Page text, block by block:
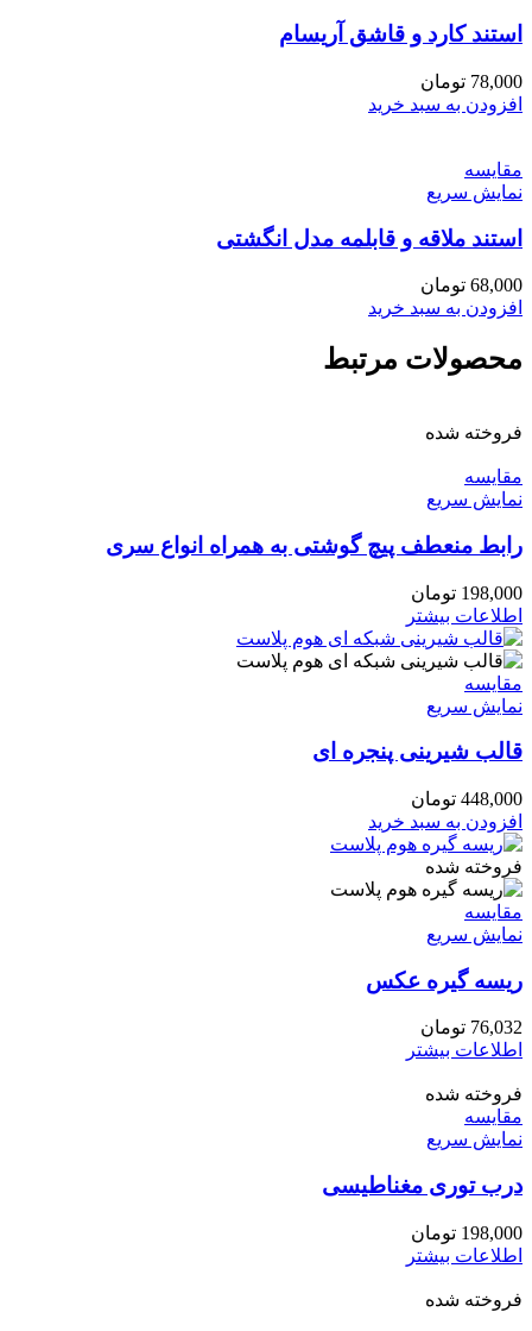
استند کارد و قاشق آریسام
78,000 تومان
افزودن به سبد خرید
مقايسه
نمایش سریع
استند ملاقه و قابلمه مدل انگشتی
68,000 تومان
افزودن به سبد خرید
محصولات مرتبط
فروخته شده
مقايسه
نمایش سریع
رابط منعطف پیچ گوشتی به همراه انواع سری
198,000 تومان
اطلاعات بیشتر
مقايسه
نمایش سریع
قالب شیرینی پنجره ای
448,000 تومان
افزودن به سبد خرید
فروخته شده
مقايسه
نمایش سریع
ریسه گیره عکس
76,032 تومان
اطلاعات بیشتر
فروخته شده
مقايسه
نمایش سریع
درب توری مغناطیسی
198,000 تومان
اطلاعات بیشتر
فروخته شده